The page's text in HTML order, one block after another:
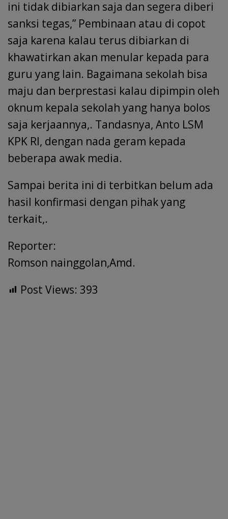
ini tidak dibiarkan saja dan segera diberi
sanksi tegas,” Pembinaan atau di copot
saja karena kalau terus dibiarkan di
khawatirkan akan menular kepada para
guru yang lain. Bagaimana sekolah bisa
maju dan berprestasi kalau dipimpin oleh
oknum kepala sekolah yang hanya bolos
saja kerjaannya,. Tandasnya, Anto LSM
KPK RI, dengan nada geram kepada
beberapa awak media.
Sampai berita ini di terbitkan belum ada
hasil konfirmasi dengan pihak yang
terkait,.
Reporter:
Romson nainggolan,Amd.
Post Views: 393